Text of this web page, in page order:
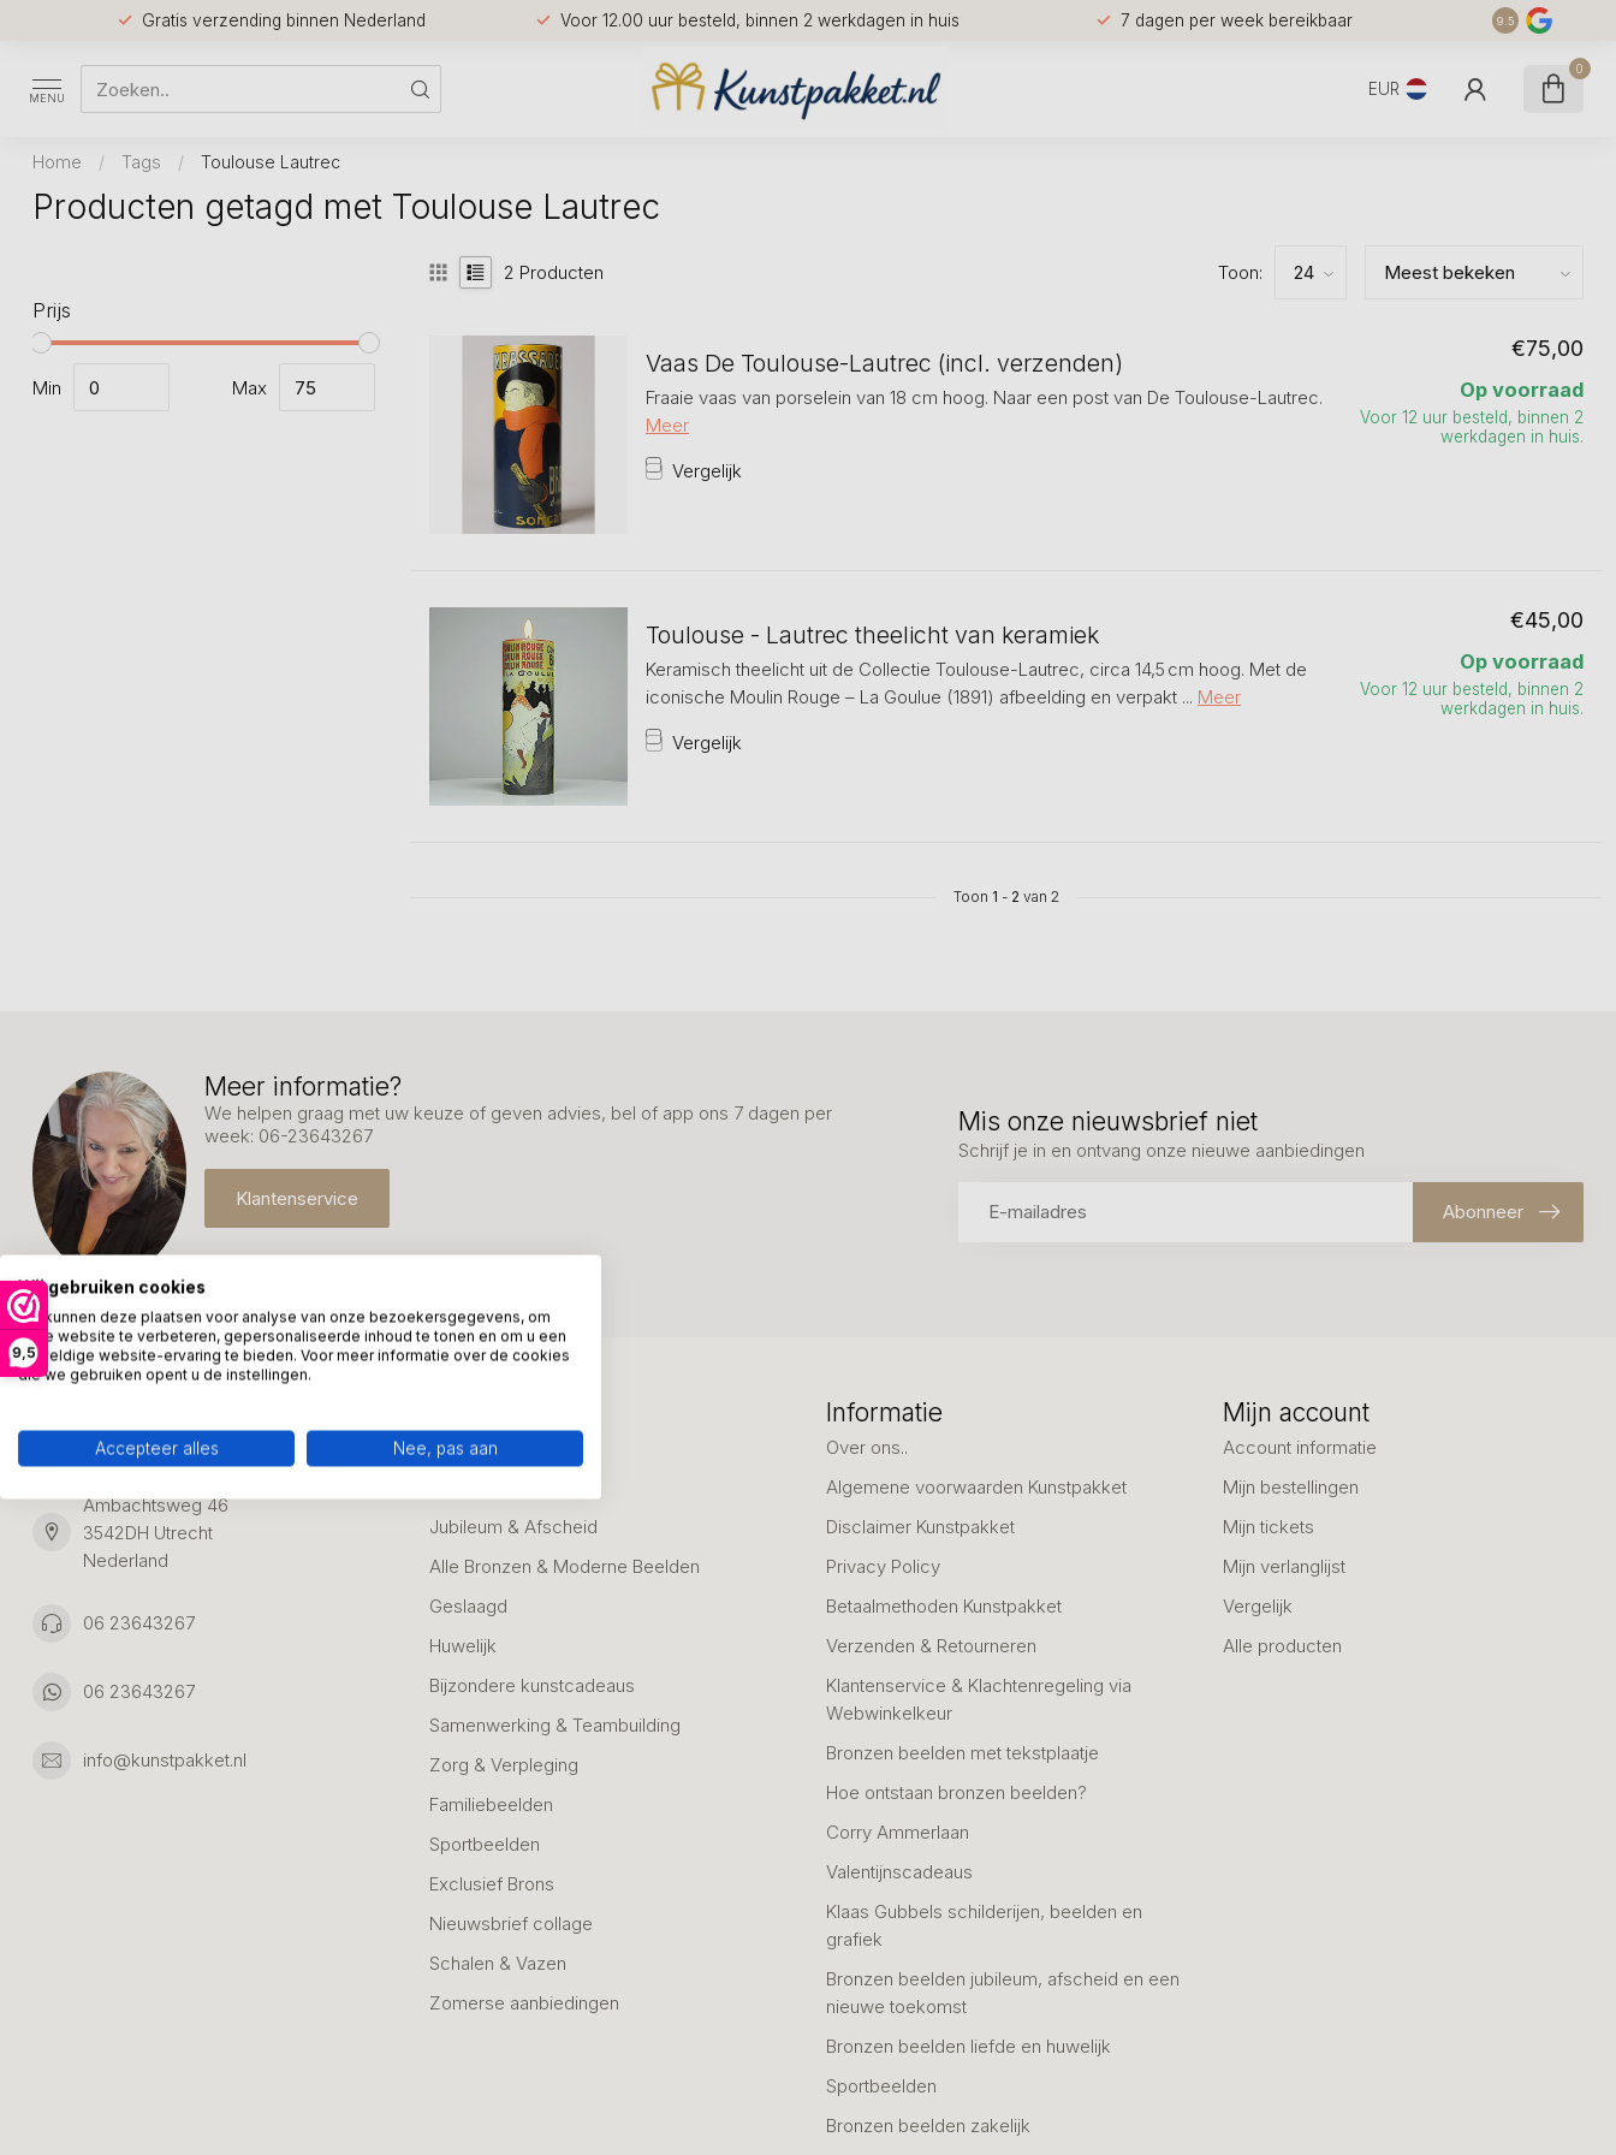
9,5
Gratis verzending binnen Nederland Voor 12.00 uur besteld, binnen 2 werkdagen in huis 7 dagen per week bereikbaar 9.5
MENU EUR
0
Home / Tags / Toulouse Lautrec
Producten getagd met Toulouse Lautrec
Prijs
Min Max
2 Producten Toon:
Vaas De Toulouse-Lautrec (incl. verzenden)
Fraaie vaas van porselein van 18 cm hoog. Naar een post van De Toulouse-Lautrec.
Meer
Vergelijk
€75,00
Op voorraad
Voor 12 uur besteld, binnen 2
werkdagen in huis.
Toulouse - Lautrec theelicht van keramiek
Keramisch theelicht uit de Collectie Toulouse-Lautrec, circa 14,5 cm hoog. Met de
iconische Moulin Rouge – La Goulue (1891) afbeelding en verpakt ... Meer
Vergelijk
€45,00
Op voorraad
Voor 12 uur besteld, binnen 2
werkdagen in huis.
Toon 1 - 2 van 2
Meer informatie?
We helpen graag met uw keuze of geven advies, bel of app ons 7 dagen per
week: 06-23643267
Klantenservice
Mis onze nieuwsbrief niet
Schrijf je in en ontvang onze nieuwe aanbiedingen
Abonneer
Adresgegevens:
Ambachtsweg 46
3542DH Utrecht
Nederland
06 23643267
06 23643267
info@kunstpakket.nl
Zakelijke Cadeaus
Jubileum & Afscheid
Alle Bronzen & Moderne Beelden
Geslaagd
Huwelijk
Bijzondere kunstcadeaus
Samenwerking & Teambuilding
Zorg & Verpleging
Familiebeelden
Sportbeelden
Exclusief Brons
Nieuwsbrief collage
Schalen & Vazen
Zomerse aanbiedingen
Informatie
Over ons..
Algemene voorwaarden Kunstpakket
Disclaimer Kunstpakket
Privacy Policy
Betaalmethoden Kunstpakket
Verzenden & Retourneren
Klantenservice & Klachtenregeling via
Webwinkelkeur
Bronzen beelden met tekstplaatje
Hoe ontstaan bronzen beelden?
Corry Ammerlaan
Valentijnscadeaus
Klaas Gubbels schilderijen, beelden en
grafiek
Bronzen beelden jubileum, afscheid en een
nieuwe toekomst
Bronzen beelden liefde en huwelijk
Sportbeelden
Bronzen beelden zakelijk
Mijn account
Account informatie
Mijn bestellingen
Mijn tickets
Mijn verlanglijst
Vergelijk
Alle producten
Wij gebruiken cookies
We kunnen deze plaatsen voor analyse van onze bezoekersgegevens, om
onze website te verbeteren, gepersonaliseerde inhoud te tonen en om u een
geweldige website-ervaring te bieden. Voor meer informatie over de cookies
die we gebruiken opent u de instellingen.
Accepteer alles Nee, pas aan